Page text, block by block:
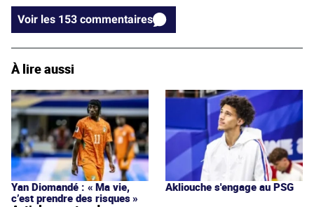
Voir les 153 commentaires
À lire aussi
Yan Diomandé : « Ma vie,
c’est prendre des risques »
Akliouche s'engage au PSG